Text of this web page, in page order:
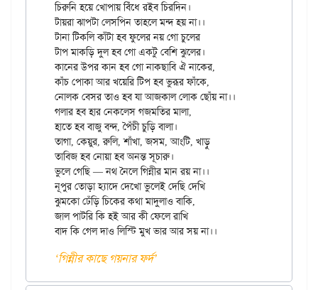
চিরুনি হয়ে খোপায় বিঁধে রইব চিরদিন।
টায়রা ঝাপটা লেসপিন তাহলে মন্দ হয় না।।
টানা টিকলি কাঁটা হব ফুলের নয় গো চুলের
টাপ মাকড়ি দুল হব গো একটু বেশি ঝুলের।
কানের উপর কান হব গো নাকছাবি ঐ নাকের,
কাঁচ পোকা আর খয়েরি টিপ হব ভুরূর ফাঁকে,
নোলক বেসর তাও হব যা আজকাল লোক ছোঁয় না।।
গলার হব হার নেকলেস গজমতির মালা,
হাতে হব বাজু বন্দ, পৈঁচী চুড়ি বালা।
তাগা, কেয়ুর, রুলি, শাঁখা, জসম, আংটি, খাড়ু
তাবিজ হব নোয়া হব অনন্ত সূচারু।
ভুলে গেছি — নথ নৈলে গিন্নীর মান রয় না।।
নূপুর তোড়া হ্যাদে দেখো ভুলেই দেছি দেখি
ঝুমকো ঢেঁড়ি চিকের কথা মাদুলাও বাকি,
জাল পাটরি কি হই আর কী ফেলে রাখি
‘গিন্নীর কাছে গয়নার ফর্দ’